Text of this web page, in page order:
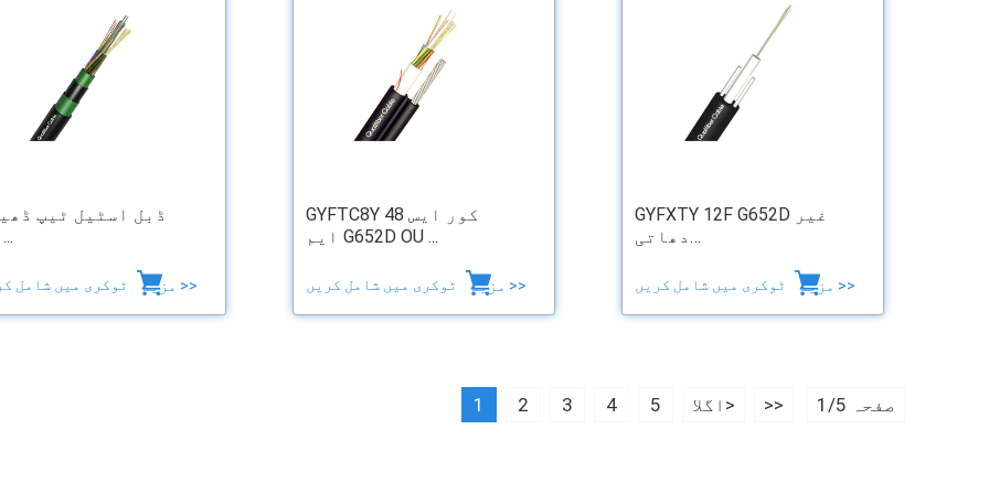
ڈبل اسٹیل ٹیپ
ٹب
مزید >>
GYFTC8Y 48 کور ایس
ایم G652D OU ...
مزید >>
GYFXTY 12F G652D غیر
دھاتی…
مزید >>
1 2 3 4 5 اگلا> >> صفحہ 1/5